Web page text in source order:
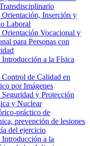
Orientación, Inserción y
Laboral
Orientación Vocacional y
para Personas con
Introducción a la Física
Control de Calidad en
por Imágenes
Seguridad y Protección
y Nuclear
práctico de
prevención de lesiones
del ejercicio
Introducción a la